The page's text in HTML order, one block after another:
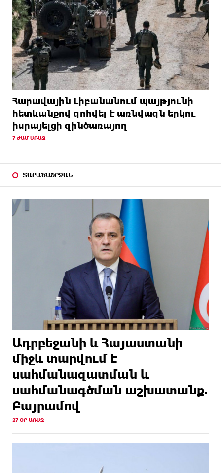
Հարավային Լիբանանում պայթյունի
հետևանքով զոհվել է առնվազն երկու
իսրայելցի զինծառայող
7 ԺԱՄ ԱՌԱՋ
ՏԱՐԱԾԱՇՐՋԱՆ
Ադրբեջանի և Հայաստանի
միջև տարվում է
սահմանազատման և
սահմանագծման աշխատանք.
Բայրամով
27 ՕՐ ԱՌԱՋ